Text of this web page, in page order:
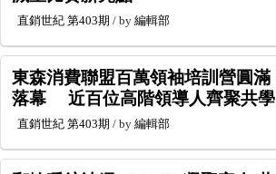
直銷世紀 第403期 / by 編輯部
東森消費聯盟百萬領袖培訓營圓滿
落幕 近百位高階領導人齊聚共學
直銷世紀 第403期 / by 編輯部